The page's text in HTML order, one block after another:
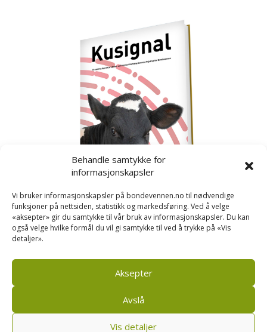
Behandle samtykke for
informasjonskapsler
Vi bruker informasjonskapsler på bondevennen.no til nødvendige
funksjoner på nettsiden, statistikk og markedsføring. Ved å velge
«aksepter» gir du samtykke til vår bruk av informasjonskapsler. Du kan
også velge hvilke formål du vil gi samtykke til ved å trykke på «Vis
detaljer».
Aksepter
Avslå
Vis detaljer
Kusignal